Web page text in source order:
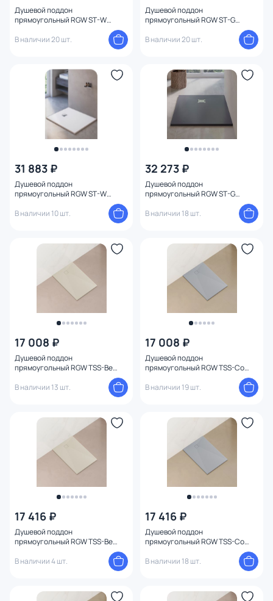
Душевой поддон
прямоугольный RGW ST-W
В наличии 20 шт.
Душевой поддон
прямоугольный RGW ST-G
В наличии 20 шт.
31 883 ₽
Душевой поддон
прямоугольный RGW ST-W
В наличии 10 шт.
32 273 ₽
Душевой поддон
прямоугольный RGW ST-G
В наличии 18 шт.
17 008 ₽
Душевой поддон
прямоугольный RGW TSS-Be
В наличии 13 шт.
17 008 ₽
Душевой поддон
прямоугольный RGW TSS-Co
В наличии 19 шт.
17 416 ₽
Душевой поддон
прямоугольный RGW TSS-Be
В наличии 4 шт.
17 416 ₽
Душевой поддон
прямоугольный RGW TSS-Co
В наличии 18 шт.
Ориентация